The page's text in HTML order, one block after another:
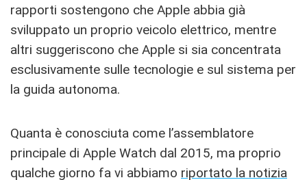
rapporti sostengono che Apple abbia già
sviluppato un proprio veicolo elettrico, mentre
altri suggeriscono che Apple si sia concentrata
esclusivamente sulle tecnologie e sul sistema per
la guida autonoma.
Quanta è conosciuta come l’assemblatore
principale di Apple Watch dal 2015, ma proprio
qualche giorno fa vi abbiamo riportato la notizia